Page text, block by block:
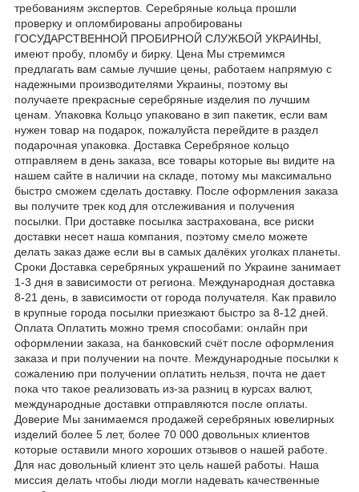
требованиям экспертов. Серебряные кольца прошли
проверку и опломбированы апробированы
ГОСУДАРСТВЕННОЙ ПРОБИРНОЙ СЛУЖБОЙ УКРАИНЫ,
имеют пробу, пломбу и бирку. Цена Мы стремимся
предлагать вам самые лучшие цены, работаем напрямую с
надежными производителями Украины, поэтому вы
получаете прекрасные серебряные изделия по лучшим
ценам. Упаковка Кольцо упаковано в зип пакетик, если вам
нужен товар на подарок, пожалуйста перейдите в раздел
подарочная упаковка. Доставка Серебряное кольцо
отправляем в день заказа, все товары которые вы видите на
нашем сайте в наличии на складе, потому мы максимально
быстро сможем сделать доставку. После оформления заказа
вы получите трек код для отслеживания и получения
посылки. При доставке посылка застрахована, все риски
доставки несет наша компания, поэтому смело можете
делать заказ даже если вы в самых далёких уголках планеты.
Сроки Доставка серебряных украшений по Украине занимает
1-3 дня в зависимости от региона. Международная доставка
8-21 день, в зависимости от города получателя. Как правило
в крупные города посылки приезжают быстро за 8-12 дней.
Оплата Оплатить можно тремя способами: онлайн при
оформлении заказа, на банковский счёт после оформления
заказа и при получении на почте. Международные посылки к
сожалению при получении оплатить нельзя, почта не дает
пока что такое реализовать из-за разниц в курсах валют,
международные доставки отправляются после оплаты.
Доверие Мы занимаемся продажей серебряных ювелирных
изделий более 5 лет, более 70 000 довольных клиентов
которые оставили много хороших отзывов о нашей работе.
Для нас довольный клиент это цель нашей работы. Наша
миссия делать чтобы люди могли надевать качественные